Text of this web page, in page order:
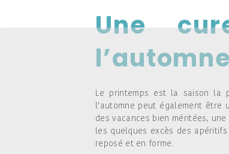
Une
Le printemps est la saison la
l’automne peut également être
des vacances bien méritées,
les quelques excès des apéritifs
reposé et en forme.